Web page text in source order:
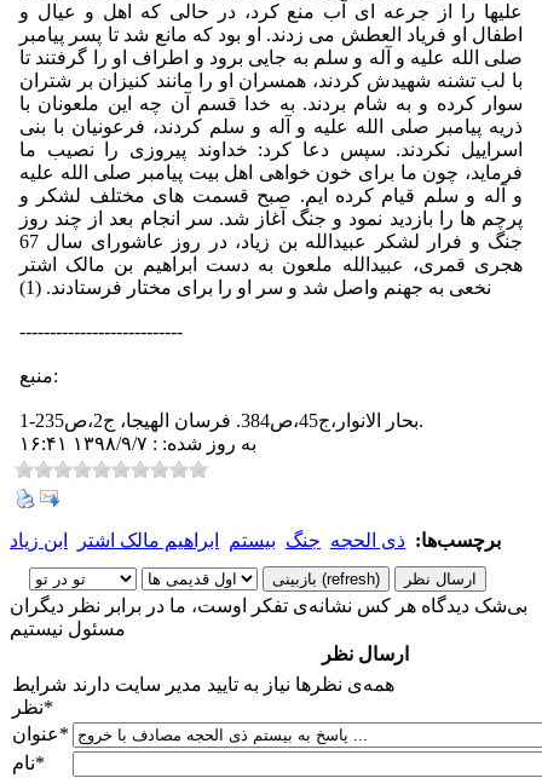
علیها را از جرعه ای آب منع کرد، در حالی که اهل و عیال و
اطفال او فریاد العطش می زدند. او بود که مانع شد تا پسر پیامبر
صلی الله علیه و آله و سلم به جایی برود و اطراف او را گرفتند تا
با لب تشنه شهیدش کردند، همسران او را مانند کنیزان بر شتران
سوار کرده و به شام بردند. به خدا قسم آن چه این ملعونان با
ذریه پیامبر صلی الله علیه و آله و سلم کردند، فرعونیان با بنی
اسراییل نکردند. سپس دعا کرد: خداوند پیروزی را نصیب ما
فرماید، چون ما برای خون خواهی اهل بیت پیامبر صلی الله علیه
و آله و سلم قیام کرده ایم. صبح قسمت های مختلف لشکر و
پرچم ها را بازدید نمود و جنگ آغاز شد. سر انجام بعد از چند روز
جنگ و فرار لشکر عبیدالله بن زیاد، در روز عاشورای سال 67
هجری قمری، عبیدالله ملعون به دست ابراهیم بن مالک اشتر
نخعی به جهنم واصل شد و سر او را برای مختار فرستادند. (1)
---------------------------
منبع:
1-بحار الانوار،ج45،ص384. فرسان الهیجا، ج2،ص235.
به روز شده: : ۱۳۹۸/۹/۷ ۱۶:۴۱
برچسب‌ها: ذی الحجه جنگ بیستم ابراهیم مالک اشتر ابن زیاد
بی‌شک دیدگاه هر کس نشانه‌ی تفکر اوست، ما در برابر نظر دیگران
مسئول نیستیم
ارسال نظر
شرایط
نظر*
همه‌ی نظرها نیاز به تایید مدیر سایت دارند
عنوان*
نام*